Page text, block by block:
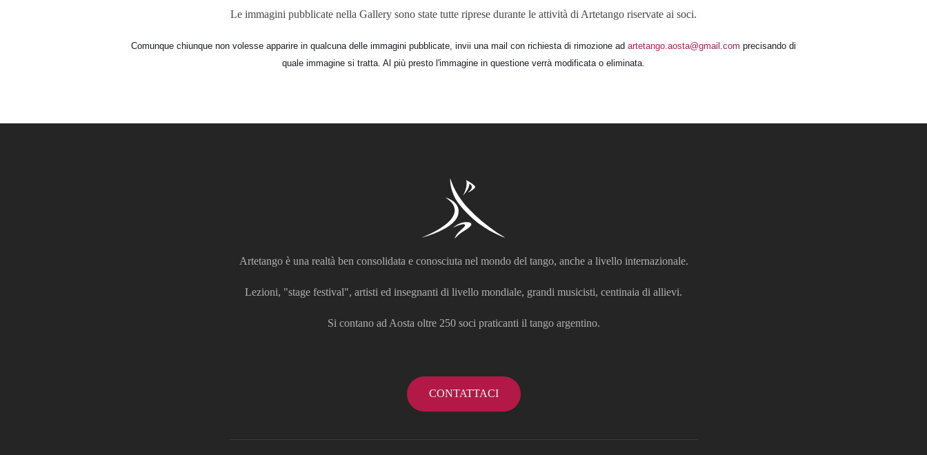
Le immagini pubblicate nella Gallery sono state tutte riprese durante le attività di Artetango riservate ai soci.
Comunque chiunque non volesse apparire in qualcuna delle immagini pubblicate, invii una mail con richiesta di rimozione ad artetango.aosta@gmail.com precisando di
quale immagine si tratta. Al più presto l'immagine in questione verrà modificata o eliminata.
Artetango è una realtà ben consolidata e conosciuta nel mondo del tango, anche a livello internazionale.
Lezioni, "stage festival", artisti ed insegnanti di livello mondiale, grandi musicisti, centinaia di allievi.
Si contano ad Aosta oltre 250 soci praticanti il tango argentino.
CONTATTACI